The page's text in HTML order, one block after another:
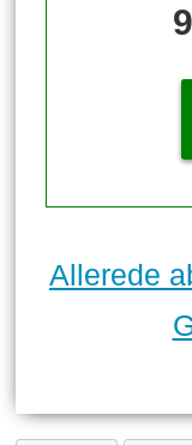
Allerede